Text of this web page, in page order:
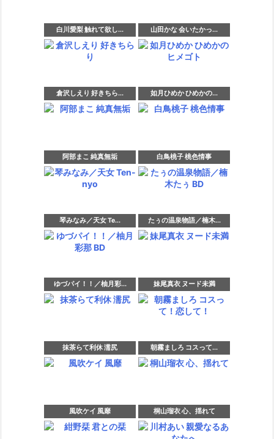
白川愛梨 触れて欲し... 山田かな 会いたかっ...
倉沢しえり 好きちら... 如月ひめか ひめかの...
阿部まこ 純真無垢 白鳥桃子 桃色情事
琴みなみ／天女 Te... たぅの温泉物語／楠木...
ゆづパイ！！／柚月彩... 妹尾真衣 ヌード未満
抹茶らて利休 濡尻 朝霧ましろ コスって...
風吹ケイ 風靡 桐山瑠衣 心、揺れて